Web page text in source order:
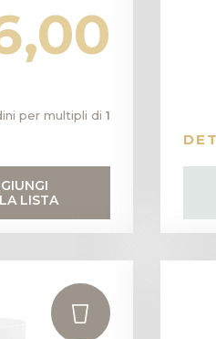
per multipli di 1
LISTA